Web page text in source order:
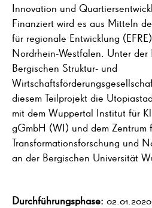
Innovation und
Finanziert wird es aus Mitteln
für regionale Entwicklung
Nordrhein-Westfalen. Unter der
Bergischen Struktur- und
diesem Teilprojekt die
mit dem Wuppertal Institut für
gGmbH (WI) und dem Zentrum
Transformationsforschung und
an der Bergischen Universität
Durchführungsphase: